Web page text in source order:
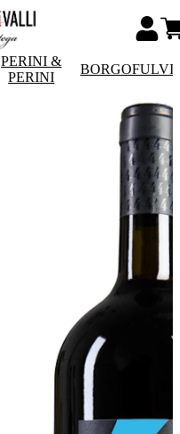
PERINI &
PERINI